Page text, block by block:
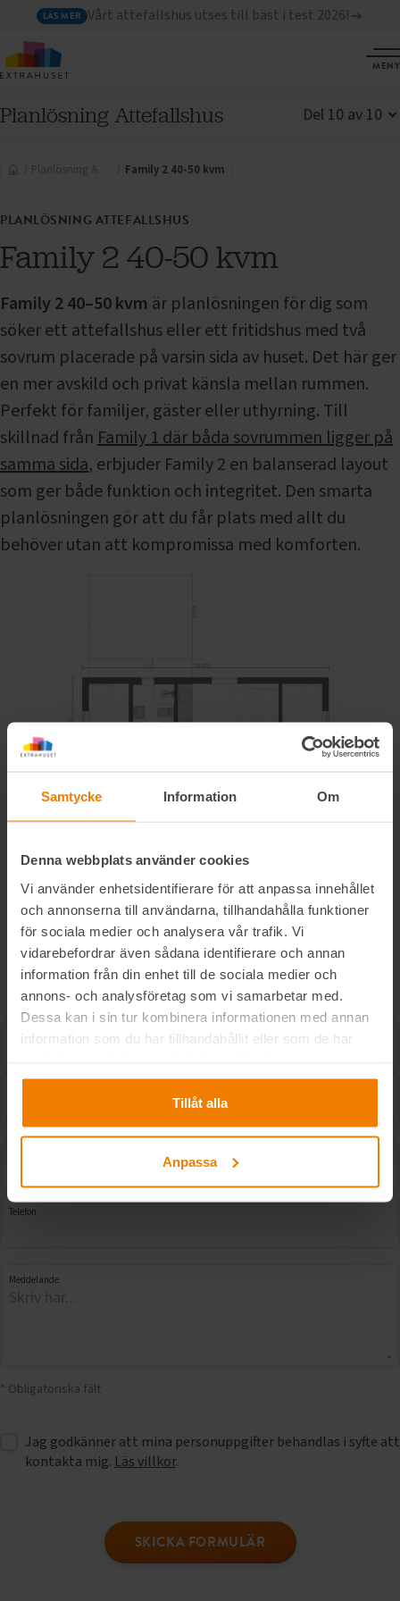
Samtycke Information Om
Denna webbplats använder cookies
Vi använder enhetsidentifierare för att anpassa innehållet
och annonserna till användarna, tillhandahålla funktioner
för sociala medier och analysera vår trafik. Vi
vidarebefordrar även sådana identifierare och annan
information från din enhet till de sociala medier och
annons- och analysföretag som vi samarbetar med.
Dessa kan i sin tur kombinera informationen med annan
information som du har tillhandahållit eller som de har
Tillåt alla
Anpassa
LÄS MER Vårt attefallshus utses till bäst i test 2026!
MENY
Planlösning Attefallshus Del 10 av 10
Family 2 40-50 kvm
PLANLÖSNING ATTEFALLSHUS
Family 2 40-50 kvm
Family 2 40–50 kvm är planlösningen för dig som
söker ett attefallshus eller ett fritidshus med två
sovrum placerade på varsin sida av huset. Det här ger
en mer avskild och privat känsla mellan rummen.
Perfekt för familjer, gäster eller uthyrning. Till
skillnad frånFamily 1 där båda sovrummen ligger på
samma sida, erbjuder Family 2 en balanserad layout
som ger både funktion och integritet. Den smarta
planlösningen gör att du får plats med allt du
behöver utan att kompromissa med komforten.
Planlösning
Föregående
KONTAKTA OSS
Vad kan vi hjälpa dig med?
Namn *
Telefon
Meddelande
* Obligatoriska fält
Jag godkänner att mina personuppgifter behandlas i syfte att
kontakta mig. Läs villkor.
SKICKA FORMULÄR